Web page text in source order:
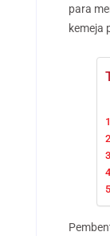
para
kemeja